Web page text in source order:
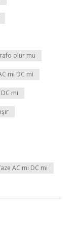
olur mu
mi DC mi
mi
AC mi DC mi